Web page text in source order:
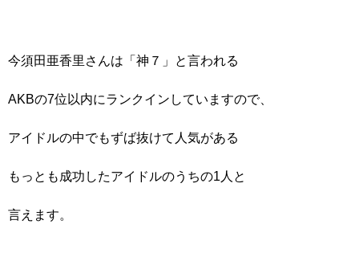
今須田亜香里さんは「神７」と言われる
AKBの7位以内にランクインしていますので、
アイドルの中でもずば抜けて人気がある
もっとも成功したアイドルのうちの1人と
言えます。